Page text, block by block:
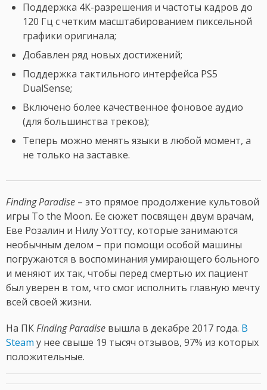
Поддержка 4К-разрешения и частоты кадров до
120 Гц с четким масштабированием пиксельной
графики оригинала;
Добавлен ряд новых достижений;
Поддержка тактильного интерфейса PS5
DualSense;
Включено более качественное фоновое аудио
(для большинства треков);
Теперь можно менять языки в любой момент, а
не только на заставке.
Finding Paradise – это прямое продолжение культовой
игры To the Moon. Ее сюжет посвящен двум врачам,
Еве Розалин и Нилу Уоттсу, которые занимаются
необычным делом – при помощи особой машины
погружаются в воспоминания умирающего больного
и меняют их так, чтобы перед смертью их пациент
был уверен в том, что смог исполнить главную мечту
всей своей жизни.
На ПКFinding Paradise вышла в декабре 2017 года. В
Steam у нее свыше 19 тысяч отзывов, 97% из которых
положительные.